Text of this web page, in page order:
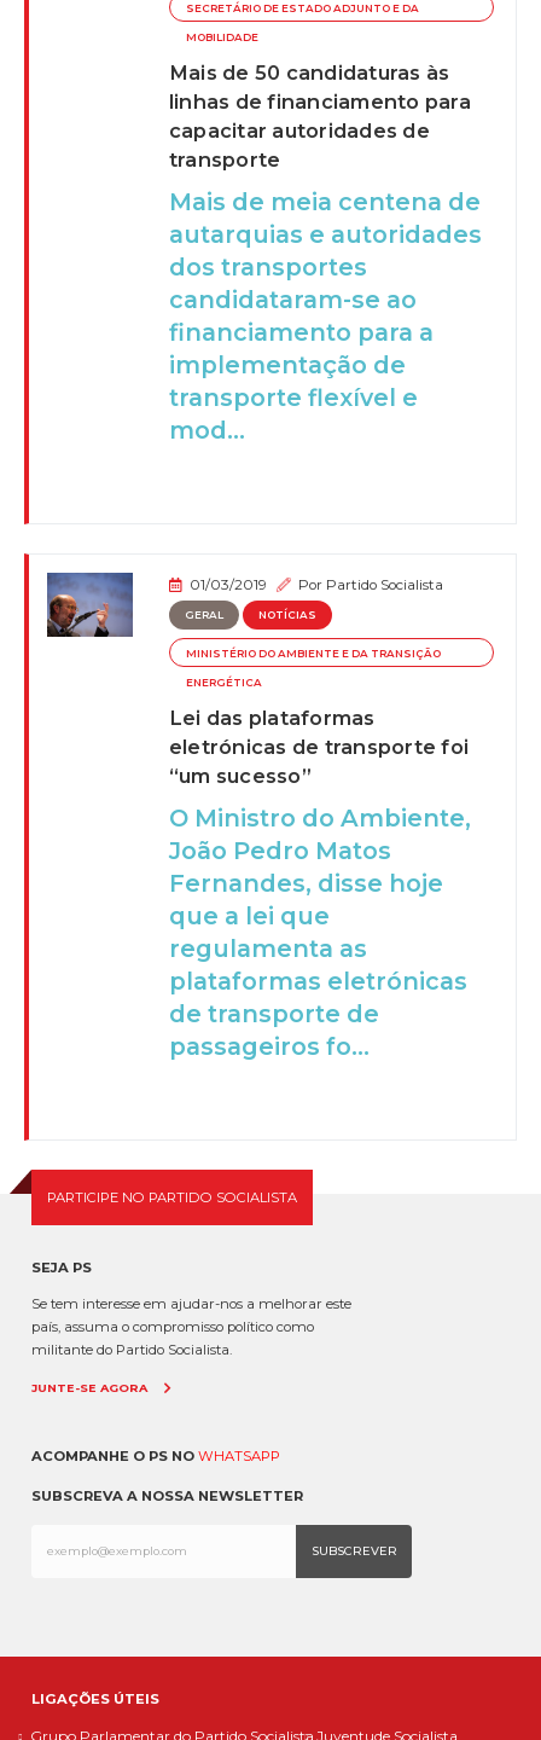
SECRETÁRIO DE ESTADO ADJUNTO E DA
MOBILIDADE
Mais de 50 candidaturas às
linhas de financiamento para
capacitar autoridades de
transporte
Mais de meia centena de
autarquias e autoridades
dos transportes
candidataram-se ao
financiamento para a
implementação de
transporte flexível e
mod...
01/03/2019 Por Partido Socialista
GERAL NOTÍCIAS
MINISTÉRIO DO AMBIENTE E DA TRANSIÇÃO
ENERGÉTICA
Lei das plataformas
eletrónicas de transporte foi
“um sucesso”
O Ministro do Ambiente,
João Pedro Matos
Fernandes, disse hoje
que a lei que
regulamenta as
plataformas eletrónicas
de transporte de
passageiros fo...
PARTICIPE NO PARTIDO SOCIALISTA
SEJA PS
Se tem interesse em ajudar-nos a melhorar este
país, assuma o compromisso político como
militante do Partido Socialista.
JUNTE-SE AGORA
ACOMPANHE O PS NO WHATSAPP
SUBSCREVA A NOSSA NEWSLETTER
LIGAÇÕES ÚTEIS
Grupo Parlamentar do Partido Socialista Juventude Socialista